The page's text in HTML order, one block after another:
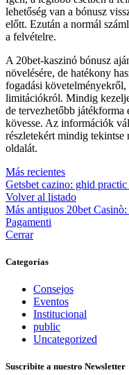
lehetőség van a bónusz
előtt. Ezután a normál
a felvételre.
A 20bet-kaszinó bónusz
növelésére, de hatékony
fogadási
limitációkról. Mindig
de tervezhetőbb
kövesse. Az információk
részletekért mindig
oldalát.
Más recientes
Getsbet cazino: ghid
Volver al listado
Más antiguos 20bet
Pagamenti
Cerrar
Categorías
Consejos
Eventos
Institucional
public
Uncategorized
Suscribite a nuestro Newsletter